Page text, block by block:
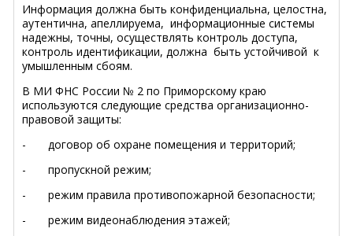
Информация должна быть конфиденциальна, целостна,
аутентична, апеллируема, информационные системы
надежны, точны, осуществлять контроль доступа,
контроль идентификации, должна быть устойчивой к
умышленным сбоям.
В МИ ФНС России № 2 по Приморскому краю
используются следующие средства организационно-
правовой защиты:
- договор об охране помещения и территорий;
- пропускной режим;
- режим правила противопожарной безопасности;
- режим видеонаблюдения этажей;